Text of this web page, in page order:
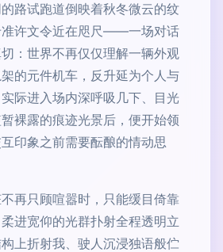
路试跑道倒映着秋冬微云的纹
准许文令近在咫尺——一场对话
：世界不再仅仅理解一辆外观
的元件机车，反升延为个人与
际进入场内深呼吸几下、目光
裸露的痕迹光景后，便开始领
印象之前需要酝酿的情动思
再只顾喧嚣时，只能缓目倚靠
进宽仰的光群扑射全程透明立
上折射我、驶人沉浸独语般伫